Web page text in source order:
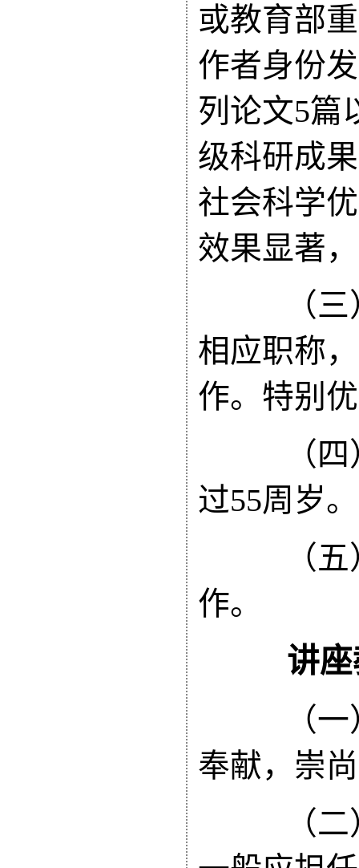
或教育部
作者身份
列论文5篇
级科研成
社会科学
效果显著
（三）
相应职称
作。特别
（四）
过55周岁。
（五）
作。
讲座
（一）
奉献，崇
（二）